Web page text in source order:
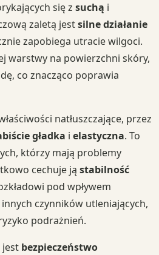
się z suchą i
zaletą jestsilne działanie
zapobiega utracie wilgoci.
warstwy na powierzchni skóry,
co znacząco poprawia
natłuszczające, przez
gładka i elastyczna. To
którzy mają problemy
cechuje ją stabilność
pod wpływem
czynników utleniających,
podrażnień.
bezpieczeństwo